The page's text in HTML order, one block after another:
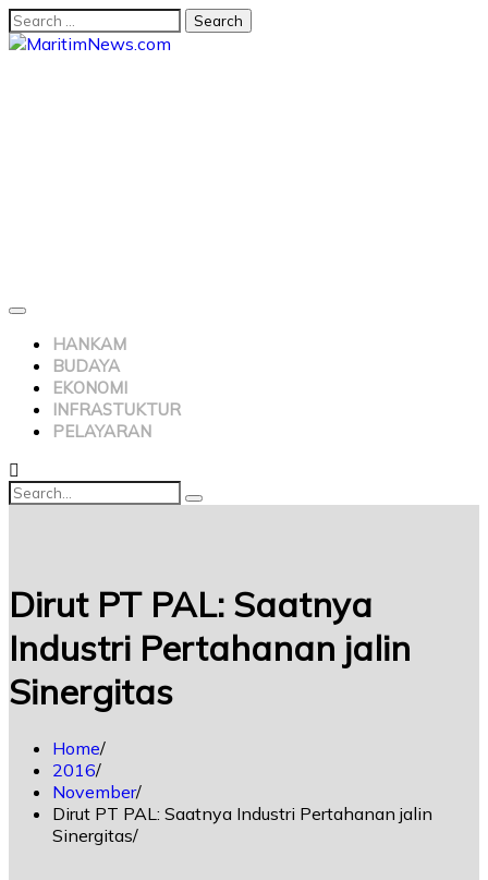
HANKAM
BUDAYA
EKONOMI
INFRASTUKTUR
PELAYARAN
Dirut PT PAL: Saatnya
Industri Pertahanan jalin
Sinergitas
Home
2016
November
Dirut PT PAL: Saatnya Industri Pertahanan jalin
Sinergitas